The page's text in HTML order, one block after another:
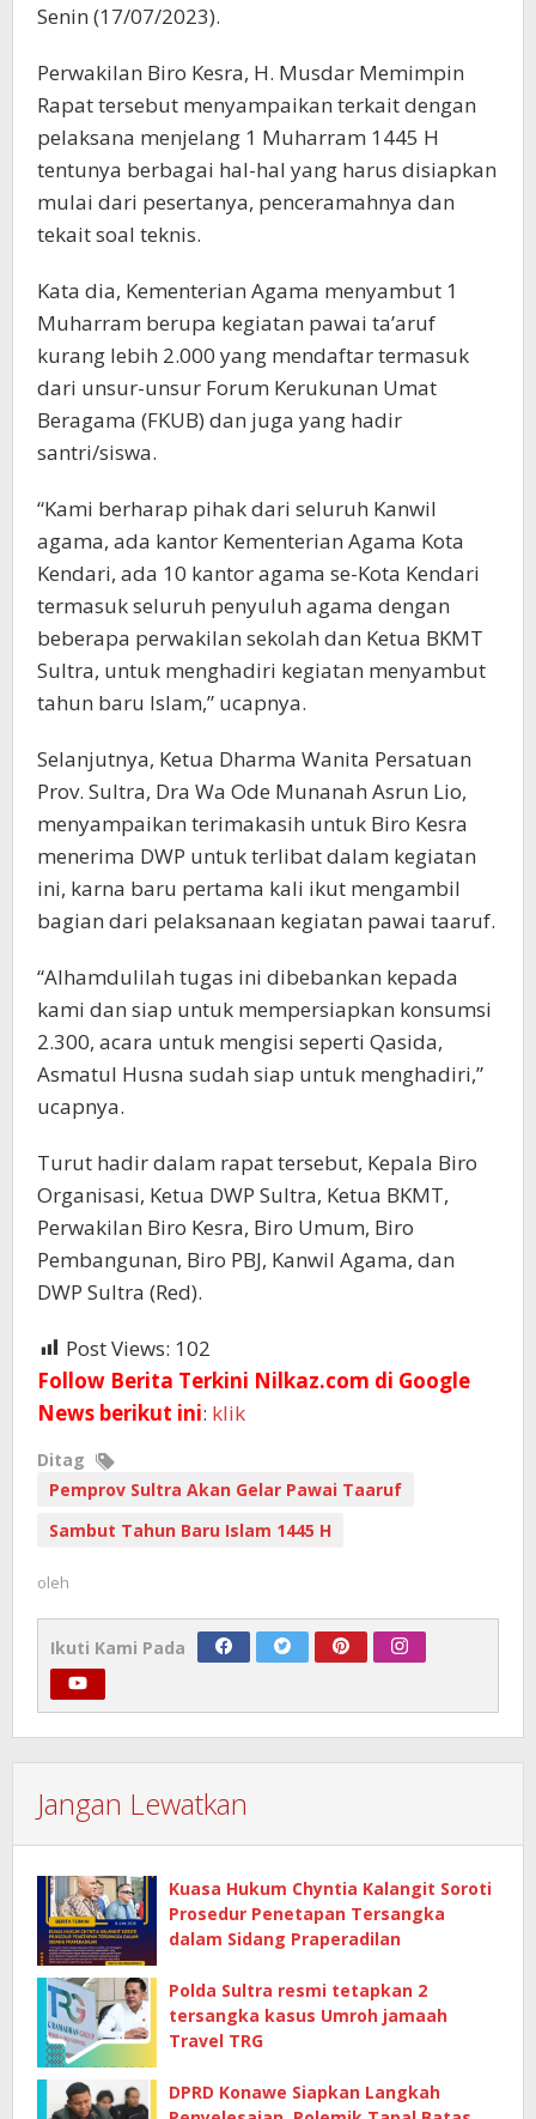
Senin (17/07/2023).
Perwakilan Biro Kesra, H. Musdar Memimpin
Rapat tersebut menyampaikan terkait dengan
pelaksana menjelang 1 Muharram 1445 H
tentunya berbagai hal-hal yang harus disiapkan
mulai dari pesertanya, penceramahnya dan
tekait soal teknis.
Kata dia, Kementerian Agama menyambut 1
Muharram berupa kegiatan pawai ta’aruf
kurang lebih 2.000 yang mendaftar termasuk
dari unsur-unsur Forum Kerukunan Umat
Beragama (FKUB) dan juga yang hadir
santri/siswa.
“Kami berharap pihak dari seluruh Kanwil
agama, ada kantor Kementerian Agama Kota
Kendari, ada 10 kantor agama se-Kota Kendari
termasuk seluruh penyuluh agama dengan
beberapa perwakilan sekolah dan Ketua BKMT
Sultra, untuk menghadiri kegiatan menyambut
tahun baru IsIam,” ucapnya.
Selanjutnya, Ketua Dharma Wanita Persatuan
Prov. Sultra, Dra Wa Ode Munanah Asrun Lio,
menyampaikan terimakasih untuk Biro Kesra
menerima DWP untuk terlibat dalam kegiatan
ini, karna baru pertama kali ikut mengambil
bagian dari pelaksanaan kegiatan pawai taaruf.
“Alhamdulilah tugas ini dibebankan kepada
kami dan siap untuk mempersiapkan konsumsi
2.300, acara untuk mengisi seperti Qasida,
Asmatul Husna sudah siap untuk menghadiri,”
ucapnya.
Turut hadir dalam rapat tersebut, Kepala Biro
Organisasi, Ketua DWP Sultra, Ketua BKMT,
Perwakilan Biro Kesra, Biro Umum, Biro
Pembangunan, Biro PBJ, Kanwil Agama, dan
DWP Sultra (Red).
Post Views: 102
Follow Berita Terkini Nilkaz.com di Google
News berikut ini: klik
Ditag
Pemprov Sultra Akan Gelar Pawai Taaruf
Sambut Tahun Baru Islam 1445 H
oleh
Ikuti Kami Pada
Jangan Lewatkan
Kuasa Hukum Chyntia Kalangit Soroti
Prosedur Penetapan Tersangka
dalam Sidang Praperadilan
Polda Sultra resmi tetapkan 2
tersangka kasus Umroh jamaah
Travel TRG
DPRD Konawe Siapkan Langkah